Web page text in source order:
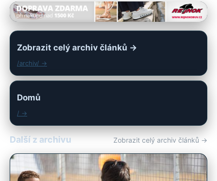
Zobrazit celý archiv článků →
/archiv/ →
Domů
/ →
Další z archivu Zobrazit celý archiv článků →